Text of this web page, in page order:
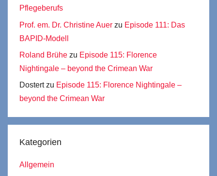
Pflegeberufs
Prof. em. Dr. Christine Auer zu Episode 111: Das
BAPID-Modell
Roland Brühe zu Episode 115: Florence
Nightingale – beyond the Crimean War
Dostertzu Episode 115: Florence Nightingale –
beyond the Crimean War
Kategorien
Allgemein